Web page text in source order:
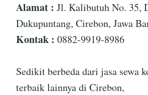
Alamat : Jl. Kalibutuh No. 35,
Dukupuntang, Cirebon, Jawa
Kontak : 0882-9919-8986
Sedikit berbeda dari jasa sewa
terbaik lainnya di Cirebon,